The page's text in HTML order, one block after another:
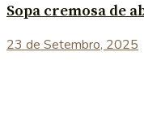
Sopa cremosa de
23 de Setembro, 2025